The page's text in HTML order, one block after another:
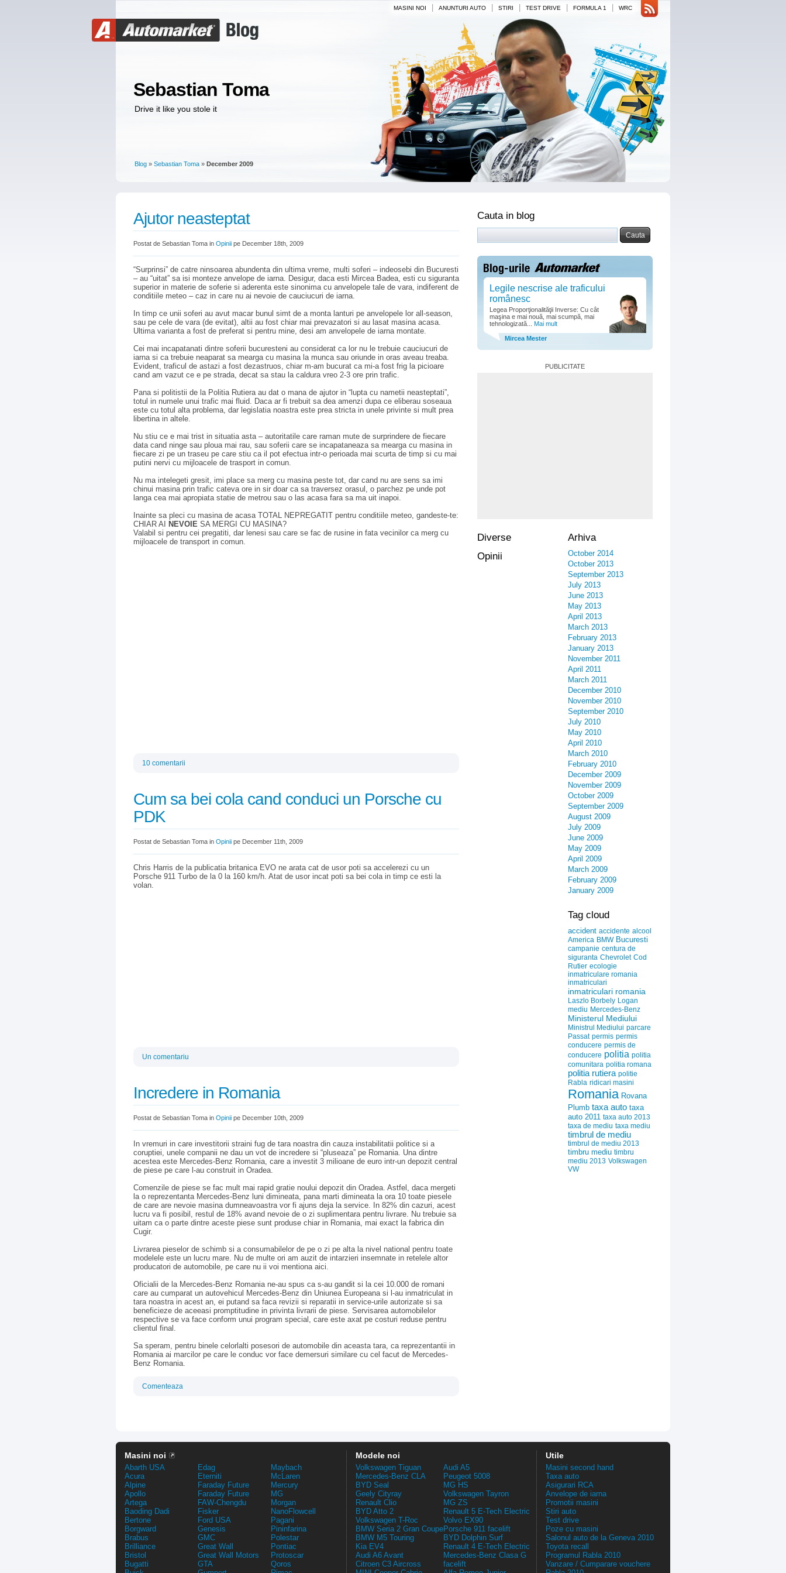
Sebastian Toma
Drive it like you stole it
MASINI NOI ANUNTURI AUTO STIRI TEST DRIVE FORMULA 1 WRC
Blog » Sebastian Toma » December 2009
Ajutor neasteptat
Postat de Sebastian Toma in Opinii pe December 18th, 2009
“Surprinsi” de catre ninsoarea abundenta din ultima vreme, multi soferi – indeosebi din Bucuresti
– au “uitat” sa isi monteze anvelope de iarna. Desigur, daca esti Mircea Badea, esti cu siguranta
superior in materie de soferie si aderenta este sinonima cu anvelopele tale de vara, indiferent de
conditiile meteo – caz in care nu ai nevoie de cauciucuri de iarna.
In timp ce unii soferi au avut macar bunul simt de a monta lanturi pe anvelopele lor all-season,
sau pe cele de vara (de evitat), altii au fost chiar mai prevazatori si au lasat masina acasa.
Ultima varianta a fost de preferat si pentru mine, desi am anvelopele de iarna montate.
Cei mai incapatanati dintre soferii bucuresteni au considerat ca lor nu le trebuie cauciucuri de
iarna si ca trebuie neaparat sa mearga cu masina la munca sau oriunde in oras aveau treaba.
Evident, traficul de astazi a fost dezastruos, chiar m-am bucurat ca mi-a fost frig la picioare
cand am vazut ce e pe strada, decat sa stau la caldura vreo 2-3 ore prin trafic.
Pana si politistii de la Politia Rutiera au dat o mana de ajutor in “lupta cu nametii neasteptati”,
totul in numele unui trafic mai fluid. Daca ar fi trebuit sa dea amenzi dupa ce eliberau soseaua
este cu totul alta problema, dar legislatia noastra este prea stricta in unele privinte si mult prea
libertina in altele.
Nu stiu ce e mai trist in situatia asta – autoritatile care raman mute de surprindere de fiecare
data cand ninge sau ploua mai rau, sau soferii care se incapataneaza sa mearga cu masina in
fiecare zi pe un traseu pe care stiu ca il pot efectua intr-o perioada mai scurta de timp si cu mai
putini nervi cu mijloacele de trasport in comun.
Nu ma intelegeti gresit, imi place sa merg cu masina peste tot, dar cand nu are sens sa imi
chinui masina prin trafic cateva ore in sir doar ca sa traversez orasul, o parchez pe unde pot
langa cea mai apropiata statie de metrou sau o las acasa fara sa ma uit inapoi.
Inainte sa pleci cu masina de acasa TOTAL NEPREGATIT pentru conditiile meteo, gandeste-te:
CHIAR AI
NEVOIE SA MERGI CU MASINA?
Valabil si pentru cei pregatiti, dar lenesi sau care se fac de rusine in fata vecinilor ca merg cu
mijloacele de transport in comun.
10 comentarii
Cum sa bei cola cand conduci un Porsche cu
PDK
Postat de Sebastian Toma in Opinii pe December 11th, 2009
Chris Harris de la publicatia britanica EVO ne arata cat de usor poti sa accelerezi cu un
Porsche 911 Turbo de la 0 la 160 km/h. Atat de usor incat poti sa bei cola in timp ce esti la
volan.
Un comentariu
Incredere in Romania
Postat de Sebastian Toma in Opinii pe December 10th, 2009
In vremuri in care investitorii straini fug de tara noastra din cauza instabilitatii politice si a
coruptiei, unele companii ne dau un vot de incredere si “pluseaza” pe Romania. Una dintre
acestea este Mercedes-Benz Romania, care a investit 3 milioane de euro intr-un depozit central
de piese pe care l-au construit in Oradea.
Comenzile de piese se fac mult mai rapid gratie noului depozit din Oradea. Astfel, daca mergeti
la o reprezentanta Mercedes-Benz luni dimineata, pana marti dimineata la ora 10 toate piesele
de care are nevoie masina dumneavoastra vor fi ajuns deja la service. In 82% din cazuri, acest
lucru va fi posibil, restul de 18% avand nevoie de o zi suplimentara pentru livrare. Nu trebuie sa
uitam ca o parte dintre aceste piese sunt produse chiar in Romania, mai exact la fabrica din
Cugir.
Livrarea pieselor de schimb si a consumabilelor de pe o zi pe alta la nivel national pentru toate
modelele este un lucru mare. Nu de multe ori am auzit de intarzieri insemnate in retelele altor
producatori de automobile, pe care nu ii voi mentiona aici.
Oficialii de la Mercedes-Benz Romania ne-au spus ca s-au gandit si la cei 10.000 de romani
care au cumparat un autovehicul Mercedes-Benz din Uniunea Europeana si l-au inmatriculat in
tara noastra in acest an, ei putand sa faca revizii si reparatii in service-urile autorizate si sa
beneficieze de aceeasi promptitudine in privinta livrarii de piese. Servisarea automobilelor
respective se va face conform unui program special, care este axat pe costuri reduse pentru
clientul final.
Sa speram, pentru binele celorlalti posesori de automobile din aceasta tara, ca reprezentantii in
Romania ai marcilor pe care le conduc vor face demersuri similare cu cel facut de Mercedes-
Benz Romania.
Comenteaza
Cauta in blog
Legile nescrise ale traficului
românesc
Legea Proporţionalităţii Inverse: Cu cât
maşina e mai nouă, mai scumpă, mai
tehnologizată...
Mai mult
Mircea Mester
PUBLICITATE
Diverse
Opinii
Arhiva
October 2014
October 2013
September 2013
July 2013
June 2013
May 2013
April 2013
March 2013
February 2013
January 2013
November 2011
April 2011
March 2011
December 2010
November 2010
September 2010
July 2010
May 2010
April 2010
March 2010
February 2010
December 2009
November 2009
October 2009
September 2009
August 2009
July 2009
June 2009
May 2009
April 2009
March 2009
February 2009
January 2009
Tag cloud
accident accidente alcool
America BMW Bucuresti
campanie centura de
siguranta Chevrolet Cod
Rutier ecologie
inmatriculare romania
inmatriculari
inmatriculari romania
Laszlo Borbely Logan
mediu Mercedes-Benz
Ministerul Mediului
Ministrul Mediului parcare
Passat permis permis
conducere permis de
conducere politia politia
comunitara politia romana
politia rutiera politie
Rabla ridicari masini
Romania Rovana
Plumb taxa auto taxa
auto 2011 taxa auto 2013
taxa de mediu taxa mediu
timbrul de mediu
timbrul de mediu 2013
timbru mediu timbru
mediu 2013 Volkswagen
VW
Masini noi
Abarth USA
Acura
Alpine
Apollo
Artega
Baoding Dadi
Bertone
Borgward
Brabus
Brilliance
Bristol
Bugatti
Edag
Eterniti
Faraday Future
Faraday Future
FAW-Chengdu
Fisker
Ford USA
Genesis
GMC
Great Wall
Great Wall Motors
GTA
Maybach
McLaren
Mercury
MG
Morgan
NanoFlowcell
Pagani
Pininfarina
Polestar
Pontiac
Protoscar
Qoros
Modele noi
Volkswagen Tiguan
Mercedes-Benz CLA
BYD Seal
Geely Cityray
Renault Clio
BYD Atto 2
Volkswagen T-Roc
BMW Seria 2 Gran Coupe
BMW M5 Touring
Kia EV4
Audi A6 Avant
Citroen C3 Aircross
Audi A5
Peugeot 5008
MG HS
Volkswagen Tayron
MG ZS
Renault 5 E-Tech Electric
Volvo EX90
Porsche 911 facelift
BYD Dolphin Surf
Renault 4 E-Tech Electric
Mercedes-Benz Clasa G
facelift
Utile
Masini second hand
Taxa auto
Asigurari RCA
Anvelope de iarna
Promotii masini
Stiri auto
Test drive
Poze cu masini
Salonul auto de la Geneva 2010
Toyota recall
Programul Rabla 2010
Vanzare / Cumparare vouchere